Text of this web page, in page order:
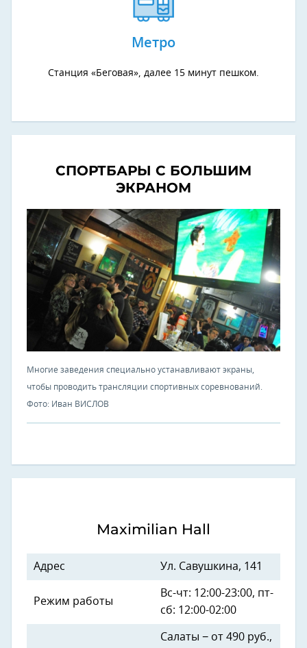
Метро
Станция «Беговая», далее 15 минут пешком.
СПОРТБАРЫ С БОЛЬШИМ
ЭКРАНОМ
Многие заведения специально устанавливают экраны,
чтобы проводить трансляции спортивных соревнований.
Фото: Иван ВИСЛОВ
Maximilian Hall
Адрес Ул. Савушкина, 141
Режим работы
Вс-чт: 12:00-23:00, пт-
сб: 12:00-02:00
Салаты − от 490 руб.,